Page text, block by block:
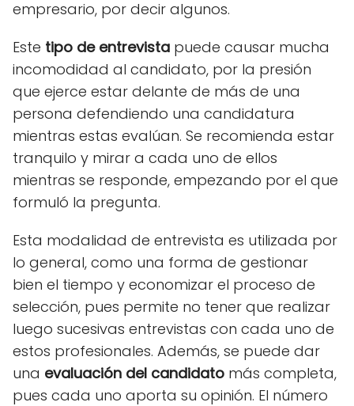
empresario, por decir algunos.
Este tipo de entrevista puede causar mucha
incomodidad al candidato, por la presión
que ejerce estar delante de más de una
persona defendiendo una candidatura
mientras estas evalúan. Se recomienda estar
tranquilo y mirar a cada uno de ellos
mientras se responde, empezando por el que
formuló la pregunta.
Esta modalidad de entrevista es utilizada por
lo general, como una forma de gestionar
bien el tiempo y economizar el proceso de
selección, pues permite no tener que realizar
luego sucesivas entrevistas con cada uno de
estos profesionales. Además, se puede dar
una evaluación del candidato más completa,
pues cada uno aporta su opinión. El número